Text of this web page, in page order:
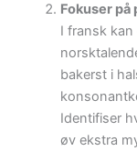
Fokuser
I fransk
bakerst i
Identifiser
øv ekstra